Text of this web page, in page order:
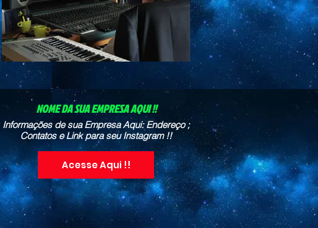
NOME DA SUA EMPRESA AQUI !!
Informações de sua Empresa Aqui: Endereço ;
Contatos e Link para seu Instagram !!
Acesse Aqui !!